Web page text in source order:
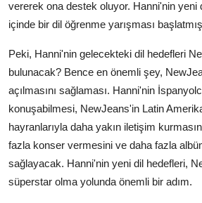
vererek ona destek oluyor. Hanni'nin yeni
içinde bir dil öğrenme yarışması
Peki, Hanni'nin gelecekteki dil hedefleri
bulunacak? Bence en önemli şey,
açılmasını sağlaması. Hanni'nin
konuşabilmesi, NewJeans'in Latin
hayranlarıyla daha yakın iletişim
fazla konser vermesini ve daha fazla
sağlayacak. Hanni'nin yeni dil hedefleri,
süperstar olma yolunda önemli bir adım.